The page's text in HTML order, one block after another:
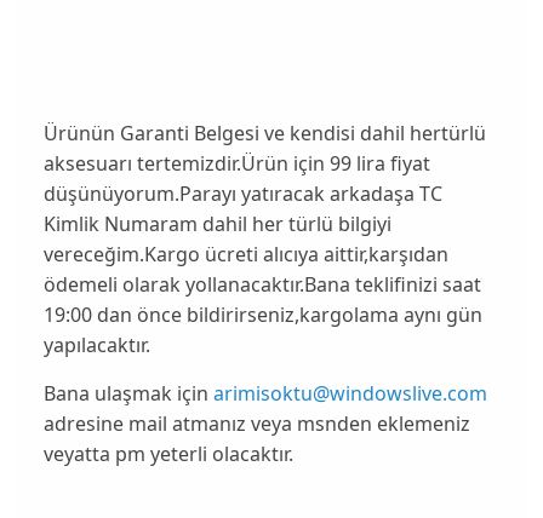
Ürünün Garanti Belgesi ve kendisi dahil hertürlü
aksesuarı tertemizdir.Ürün için 99 lira fiyat
düşünüyorum.Parayı yatıracak arkadaşa TC
Kimlik Numaram dahil her türlü bilgiyi
vereceğim.Kargo ücreti alıcıya aittir,karşıdan
ödemeli olarak yollanacaktır.Bana teklifinizi saat
19:00 dan önce bildirirseniz,kargolama aynı gün
yapılacaktır.
Bana ulaşmak için arimisoktu@windowslive.com
adresine mail atmanız veya msnden eklemeniz
veyatta pm yeterli olacaktır.